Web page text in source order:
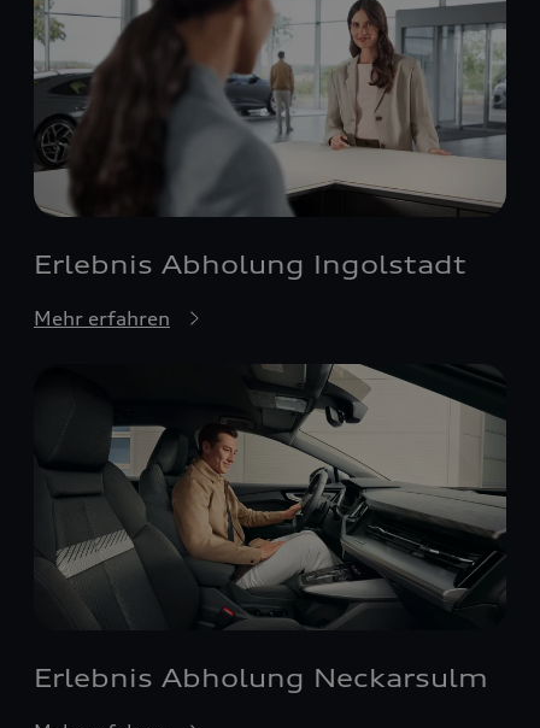
Erlebnis Abholung Ingolstadt
Mehr erfahren
Erlebnis Abholung Neckarsulm